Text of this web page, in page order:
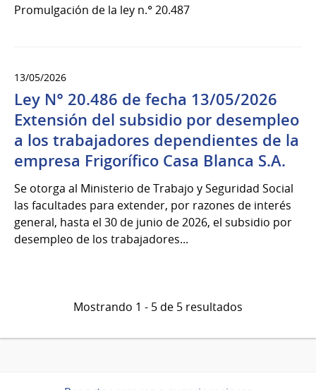
Promulgación de la ley n.° 20.487
13/05/2026
Ley N° 20.486 de fecha 13/05/2026
Extensión del subsidio por desempleo
a los trabajadores dependientes de la
empresa Frigorífico Casa Blanca S.A.
Se otorga al Ministerio de Trabajo y Seguridad Social
las facultades para extender, por razones de interés
general, hasta el 30 de junio de 2026, el subsidio por
desempleo de los trabajadores...
Mostrando 1 - 5 de 5 resultados